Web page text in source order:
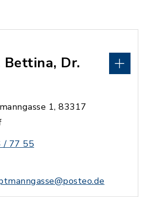
Bettina, Dr.
1, 83317
/ 77 55